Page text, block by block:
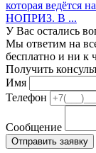
которая
НОПРИЗ. В ...
У Вас остались
Мы ответим на
бесплатно и ни к
Получить
Имя
Телефон
Сообщение